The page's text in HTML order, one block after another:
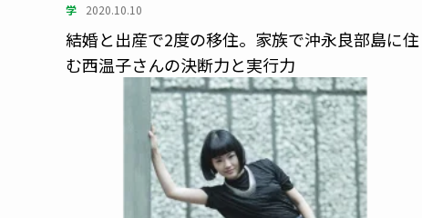
学 2020.10.10
結婚と出産で2度の移住。家族で沖永良部島に住
む西温子さんの決断力と実行力